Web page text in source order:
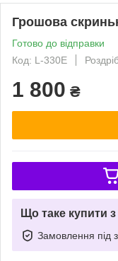
Грошова
Готово до відправки
Код: L-330E
1 800 ₴
Що таке купити
Замовлення під